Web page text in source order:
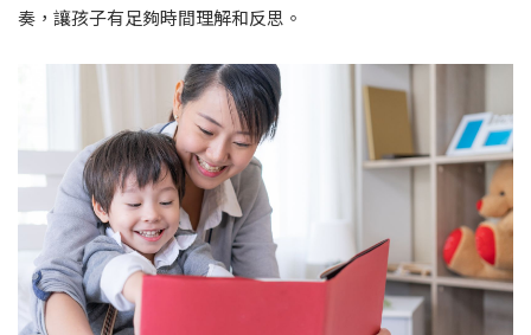
奏，讓孩子有足夠時間理解和反思。